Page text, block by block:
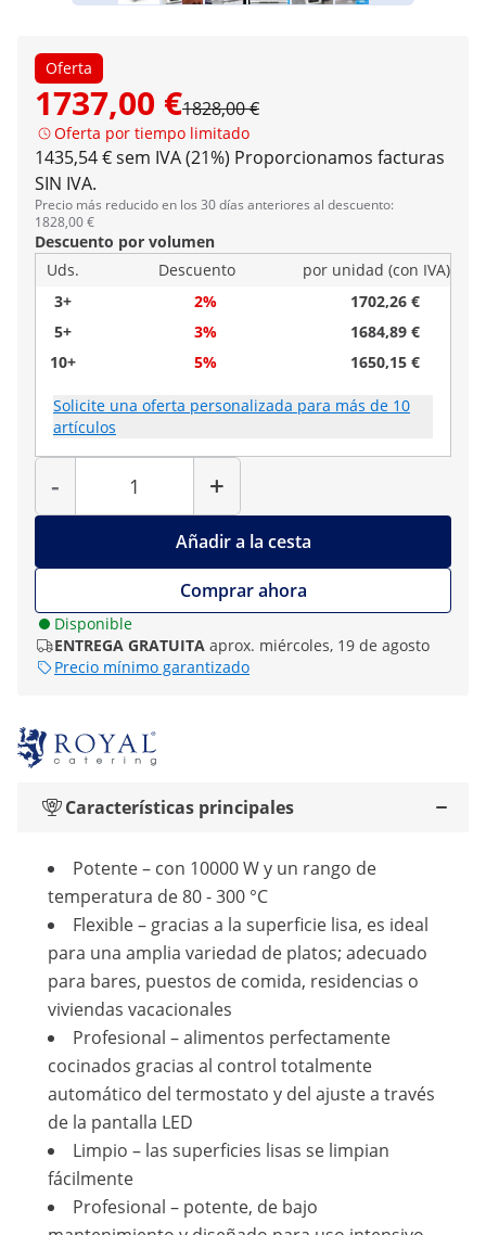
Oferta
1737,00 €1828,00 €
Oferta por tiempo limitado
1435,54 € sem IVA (21%) Proporcionamos facturas
SIN IVA.
Precio más reducido en los 30 días anteriores al descuento:
1828,00 €
Descuento por volumen
Uds.
Descuento
por unidad (con IVA)
3+
2%
1702,26 €
5+
3%
1684,89 €
10+
5% 1650,15 €
Solicite una oferta personalizada para más de 10
artículos
-
Cantidad
+
Añadir a la cesta
Comprar ahora
Disponible
ENTREGA GRATUITA aprox. miércoles, 19 de agosto
Precio mínimo garantizado
Características principales
Potente – con 10000 W y un rango de
temperatura de 80 - 300 °C
Flexible – gracias a la superficie lisa, es ideal
para una amplia variedad de platos; adecuado
para bares, puestos de comida, residencias o
viviendas vacacionales
Profesional – alimentos perfectamente
cocinados gracias al control totalmente
automático del termostato y del ajuste a través
de la pantalla LED
Limpio – las superficies lisas se limpian
fácilmente
Profesional – potente, de bajo